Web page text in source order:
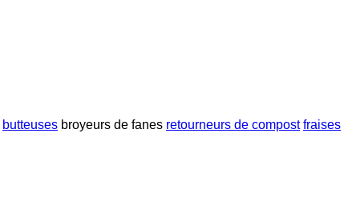
butteuses broyeurs de fanes retourneurs de compost fraises